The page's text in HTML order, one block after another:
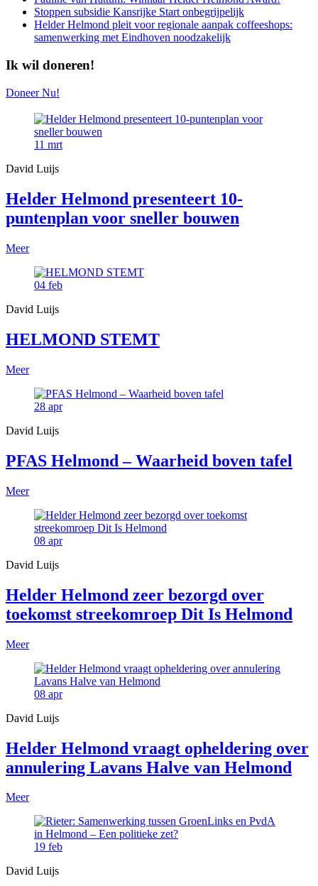
Stoppen subsidie Kansrijke Start onbegrijpelijk
Helder Helmond pleit voor regionale aanpak coffeeshops:
samenwerking met Eindhoven noodzakelijk
Ik wil doneren!
Doneer Nu!
11 mrt
David Luijs
Helder Helmond presenteert 10-
puntenplan voor sneller bouwen
Meer
04 feb
David Luijs
HELMOND STEMT
Meer
28 apr
David Luijs
PFAS Helmond – Waarheid boven tafel
Meer
08 apr
David Luijs
Helder Helmond zeer bezorgd over
toekomst streekomroep Dit Is Helmond
Meer
08 apr
David Luijs
Helder Helmond vraagt opheldering over
annulering Lavans Halve van Helmond
Meer
19 feb
David Luijs